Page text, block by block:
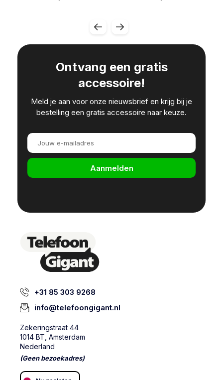
Ontvang een gratis
accessoire!
Meld je aan voor onze nieuwsbrief en krijg bij je
bestelling een gratis accessoire naar keuze.
Aanmelden
+31 85 303 9268
info@telefoongigant.nl
Zekeringstraat 44
1014 BT, Amsterdam
Nederland
(Geen bezoekadres)